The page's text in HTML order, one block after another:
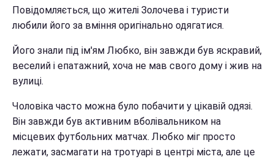
Повідомляється, що жителі Золочева і туристи
любили його за вміння оригінально одягатися.
Його знали під ім'ям Любко, він завжди був яскравий,
веселий і епатажний, хоча не мав свого дому і жив на
вулиці.
Чоловіка часто можна було побачити у цікавій одязі.
Він завжди був активним вболівальником на
місцевих футбольних матчах. Любко міг просто
лежати, засмагати на тротуарі в центрі міста, але це